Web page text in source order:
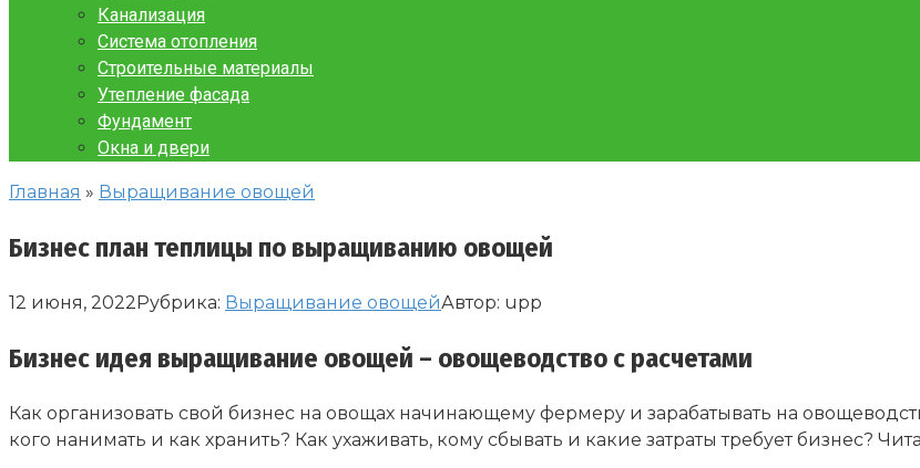
Канализация
Система отопления
Строительные материалы
Утепление фасада
Фундамент
Окна и двери
Главная » Выращивание овощей
Бизнес план теплицы по выращиванию овощей
12 июня, 2022Рубрика: Выращивание овощейАвтор: upp
Бизнес идея выращивание овощей – овощеводство с расчетами
Как организовать свой бизнес на овощах начинающему фермеру и зарабатывать на
кого нанимать и как хранить? Как ухаживать, кому сбывать и какие затраты требует бизнес?